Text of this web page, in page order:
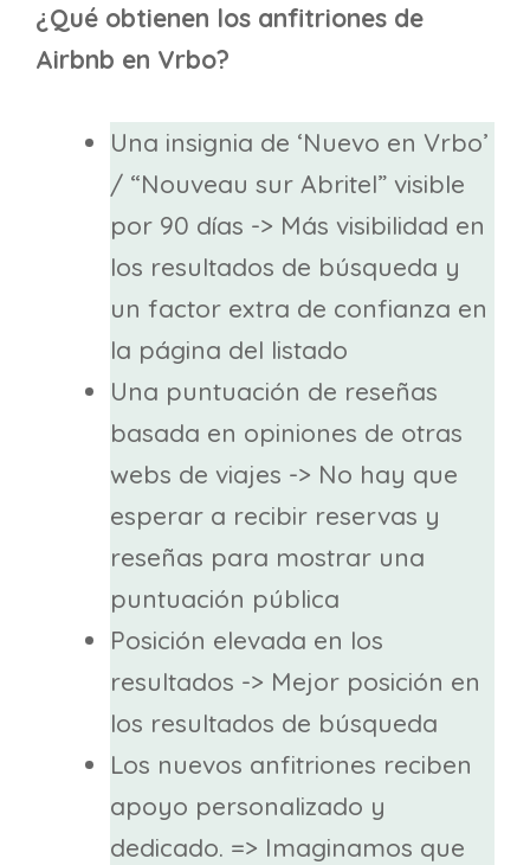
¿Qué obtienen los anfitriones de
Airbnb en Vrbo?
Una insignia de ‘Nuevo en Vrbo’
/ “Nouveau sur Abritel” visible
por 90 días -> Más visibilidad en
los resultados de búsqueda y
un factor extra de confianza en
la página del listado
Una puntuación de reseñas
basada en opiniones de otras
webs de viajes -> No hay que
esperar a recibir reservas y
reseñas para mostrar una
puntuación pública
Posición elevada en los
resultados -> Mejor posición en
los resultados de búsqueda
Los nuevos anfitriones reciben
apoyo personalizado y
dedicado. => Imaginamos que